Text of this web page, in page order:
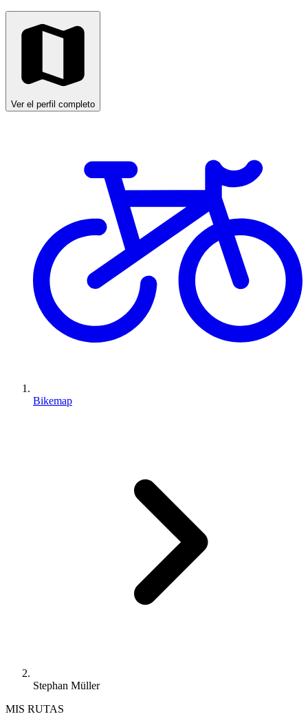
Ver el perfil completo
Bikemap
Stephan Müller
MIS RUTAS